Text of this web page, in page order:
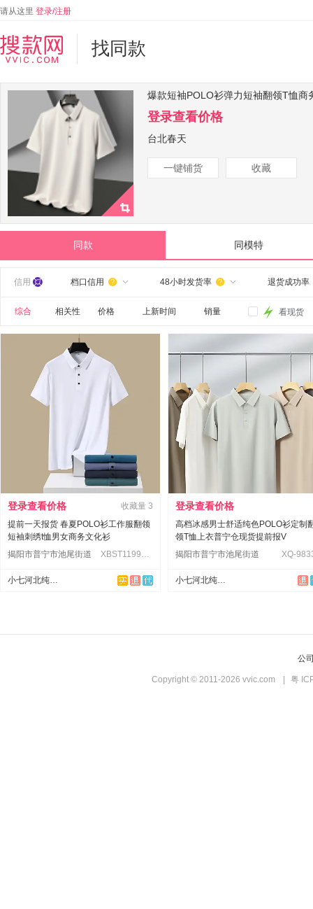
请从这里 登录/注册
找同款
爆款短袖POLO衫弹力短袖翻领T恤商
登录查看价格
台北春天
一键铺货 收藏
同款 同模特
信用 档口信用  48小时发货率  退货成功率
综合 相关性 价格 上新时间 销量 看现货
登录查看价格 收藏量 3
提前一天报货 春夏POLO衫工作服翻领
短袖刺绣t恤男女商务文化衫
揭阳市普宁市池尾街道
XBST1199#冰丝无痕高端翻领
小七河北纯棉团服定制
登录查看价格
高档冰感男士舒适纯色POLO衫定制
领T恤上衣普宁仓现货提前报V
揭阳市普宁市池尾街道
XQ-
小七河北纯棉团服定制
公
Copyright © 2011-2026 vvic.com 粤